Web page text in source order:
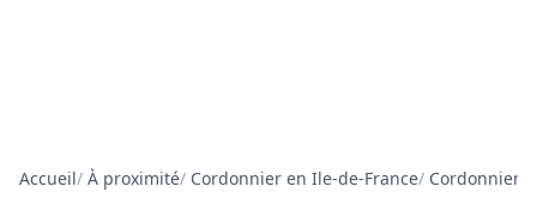
Accueil/ À proximité/ Cordonnier en Ile-de-France/ Cordonnier